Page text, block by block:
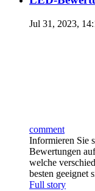
Jul 31, 2023,
comment
Informieren Sie
Bewertungen
welche
besten geeignet
Full story